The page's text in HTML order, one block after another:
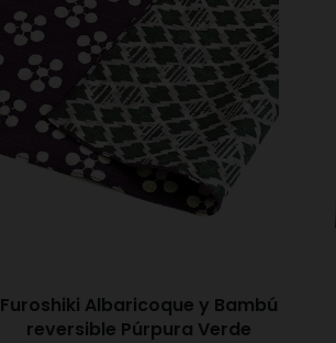
Furoshiki Albaricoque y Bambú
reversible Púrpura Verde